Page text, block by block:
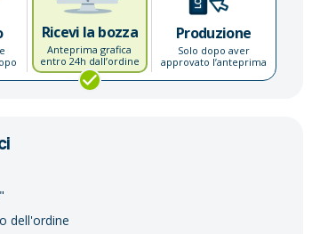
Ricevi la bozza
Anteprima grafica
entro 24h dall’ordine
Produzione
Solo dopo aver
approvato l’anteprima
dell'ordine